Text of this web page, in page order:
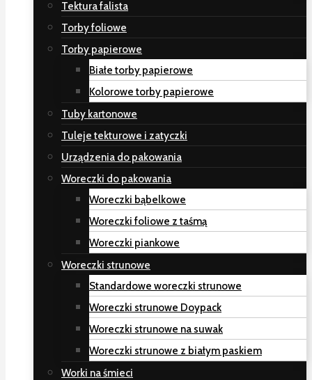
Tektura falista
Torby foliowe
Torby papierowe
Białe torby papierowe
Kolorowe torby papierowe
Tuby kartonowe
Tuleje tekturowe i zatyczki
Urządzenia do pakowania
Woreczki do pakowania
Woreczki bąbelkowe
Woreczki foliowe z taśmą
Woreczki piankowe
Woreczki strunowe
Standardowe woreczki strunowe
Woreczki strunowe Doypack
Woreczki strunowe na suwak
Woreczki strunowe z białym paskiem
Worki na śmieci